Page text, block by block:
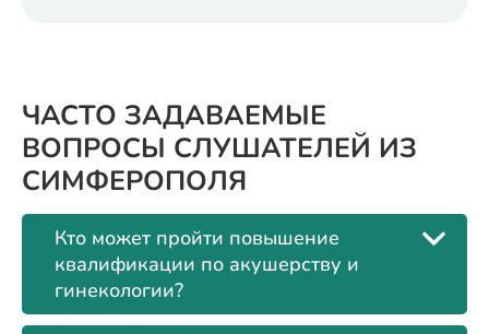
ЧАСТО ЗАДАВАЕМЫЕ
ВОПРОСЫ СЛУШАТЕЛЕЙ ИЗ
СИМФЕРОПОЛЯ
Кто может пройти повышение
квалификации по акушерству и
гинекологии?